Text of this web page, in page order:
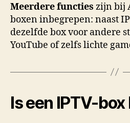
Meerdere functies zijn bij
boxen inbegrepen: naast
dezelfde box voor andere
YouTube of zelfs lichte
Is een IPTV-box